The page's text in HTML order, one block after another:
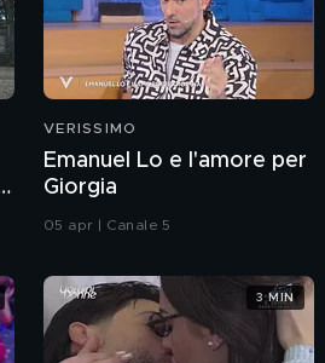
VERISSIMO
Emanuel Lo e l'amore per
Giorgia
05 apr | Canale 5
3 MIN